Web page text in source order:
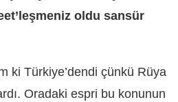
oldu sansür
ki Türkiye’dendi çünkü Rüya
Oradaki espri bu konunun